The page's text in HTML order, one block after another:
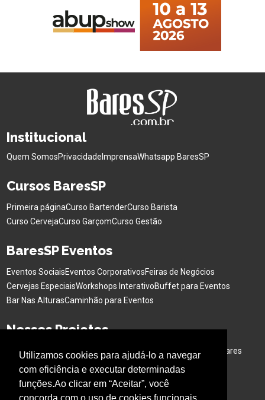
Utilizamos cookies para ajudá-lo a navegar
com eficiência e executar determinadas
funções.Ao clicar em “Aceitar”, você
concorda com o uso de cookies funcionais
Institucional
Quem SomosPrivacidade ImprensaWhatsapp BaresSP
Cursos BaresSP
Primeira páginaCurso BartenderCurso Barista
Curso CervejaCurso GarçomCurso Gestão
BaresSP Eventos
Eventos SociaisEventos CorporativosFeiras de Negócios
Cervejas EspeciaisWorkshops InterativoBuffet para Eventos
Bar Nas AlturasCaminhão para Eventos
Nossos Projetos
Experiência Gastronômica Família no Parque Ativação em Bares
Acompanhe o BARESSP